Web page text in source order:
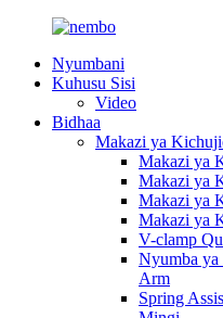
Nyumbani
Kuhusu Sisi
Video
Bidhaa
Makazi ya
Makazi ya
Makazi ya
Makazi ya
Makazi ya
V-clamp
Nyumba
Arm
Spring